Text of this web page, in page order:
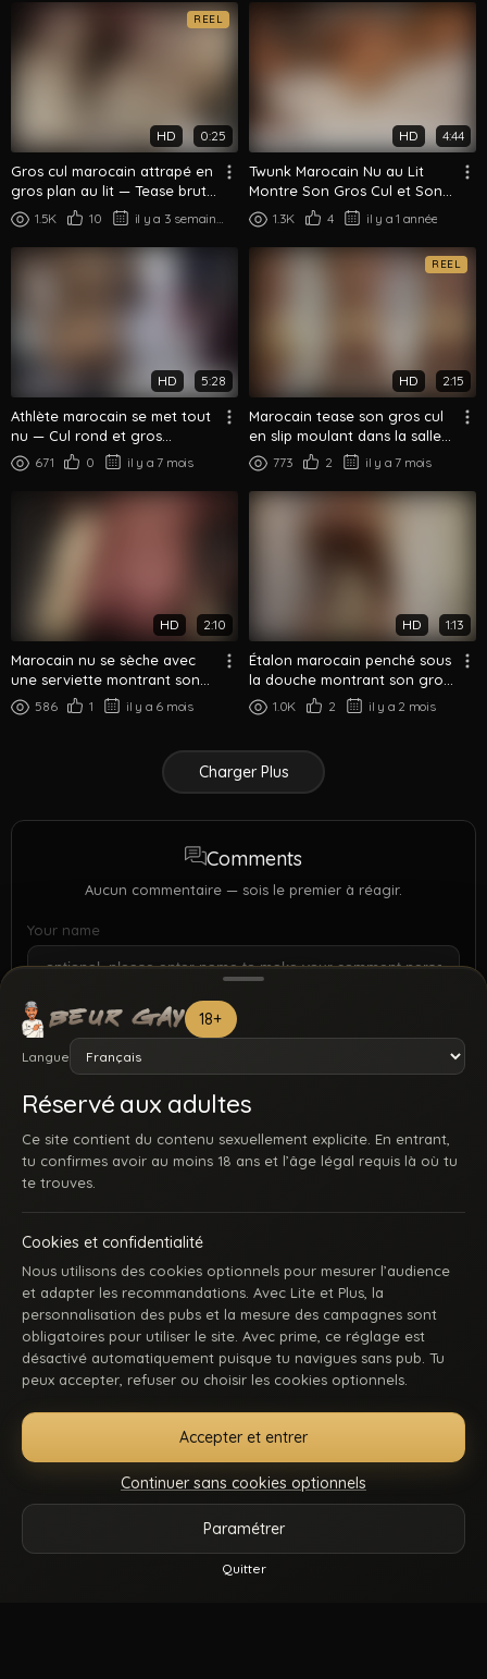
18+
Langue
Réservé aux adultes
Ce site contient du contenu sexuellement explicite. En entrant,
tu confirmes avoir au moins 18 ans et l’âge légal requis là où tu
te trouves.
Cookies et confidentialité
Nous utilisons des cookies optionnels pour mesurer l’audience
et adapter les recommandations. Avec Lite et Plus, la
personnalisation des pubs et la mesure des campagnes sont
obligatoires pour utiliser le site. Avec prime, ce réglage est
désactivé automatiquement puisque tu navigues sans pub. Tu
peux accepter, refuser ou choisir les cookies optionnels.
Accepter et entrer
Continuer sans cookies optionnels
Paramétrer
Quitter
REEL
HD 0:25
Gros cul marocain attrapé en
gros plan au lit — Tease brut
de nuit
1.5K 10 il y a 3 semaines
HD 4:44
Twunk Marocain Nu au Lit
Montre Son Gros Cul et Son
Corps Athlétique
1.3K 4 il y a 1 année
HD 5:28
Athlète marocain se met tout
nu — Cul rond et gros
muscles en vitrine
671 0 il y a 7 mois
REEL
HD 2:15
Marocain tease son gros cul
en slip moulant dans la salle
de bain
773 2 il y a 7 mois
HD 2:10
Marocain nu se sèche avec
une serviette montrant son
gros cul sous la douche
586 1 il y a 6 mois
HD 1:13
Étalon marocain penché sous
la douche montrant son gros
cul mouillé
1.0K 2 il y a 2 mois
Charger Plus
Comments
Aucun commentaire — sois le premier à réagir.
Your name
ACCUEIL INSCRIPTION SE CONNECTER SUPPORT / CONTACT
CONDITIONS D’UTILISATION
DMCA 18 U.S.C. 2257
GÉRER MES COOKIES
La première communauté en ligne dédiée au porno gay beur et métissé : des
keums du bled, des rebeus bien montés, des lascars actifs, des passifs
affamés, et du sexe hard comme tu kiffes. Pose-toi, mate, et régale-toi. Balance-
- Tous droits sont réservés.
Reels